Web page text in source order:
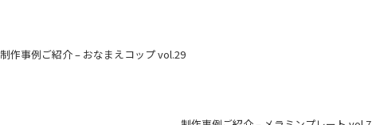
制作事例ご紹介 – おなまえコップ vol.29